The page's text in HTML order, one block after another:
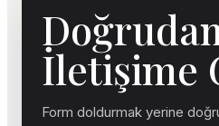
İletişime
Form doldurmak yerine